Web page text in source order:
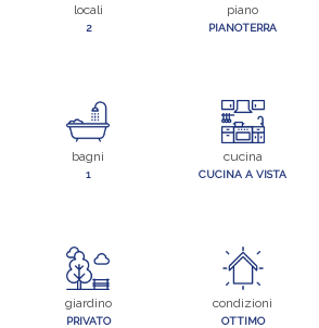
locali
2
piano
PIANOTERRA
bagni
1
cucina
CUCINA A VISTA
giardino
PRIVATO
condizioni
OTTIMO